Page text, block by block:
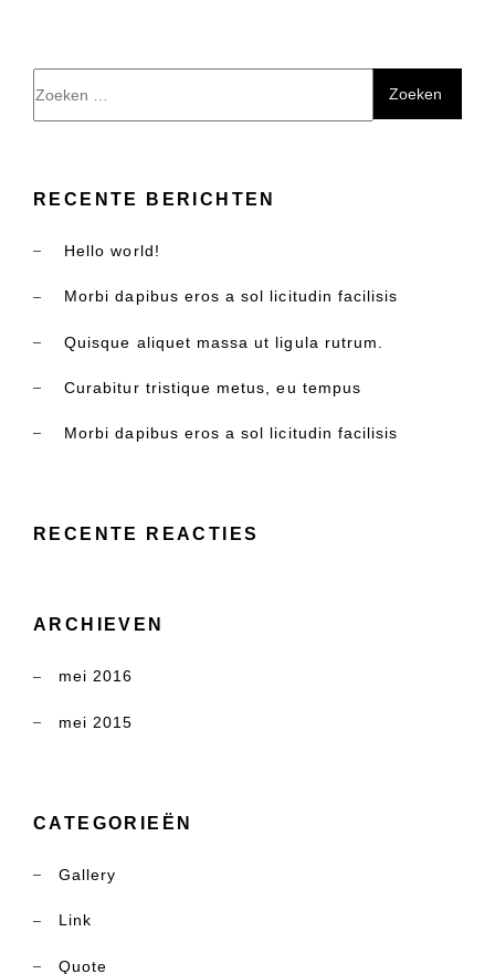
RECENTE BERICHTEN
Hello world!
Morbi dapibus eros a sol licitudin facilisis
Quisque aliquet massa ut ligula rutrum.
Curabitur tristique metus, eu tempus
Morbi dapibus eros a sol licitudin facilisis
RECENTE REACTIES
ARCHIEVEN
mei 2016
mei 2015
CATEGORIEËN
Gallery
Link
Quote